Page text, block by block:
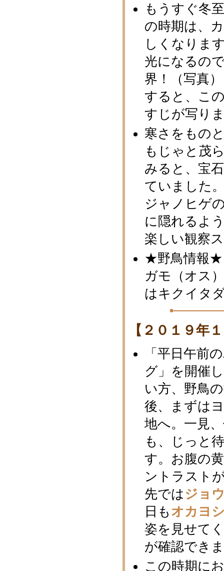
もうすぐ冬
の時期は、
しくなりま
光になるの
界！（写真
すると、こ
すじが写り
寒さをもの
もじゃと茂
みると、宝
ていました
ジャノヒゲ
に隠れるよ
楽しい観察
★野鳥情報★
ガモ（オス
はキクイタ
【２０１９年
「平日午前
グ」を開催
い方、野鳥
後、まずは
地へ。一見
も、じっと
す。お腹の
ントラスト
先ではジョ
日も オカヨ
姿を見せて
が確認でき
この時期に